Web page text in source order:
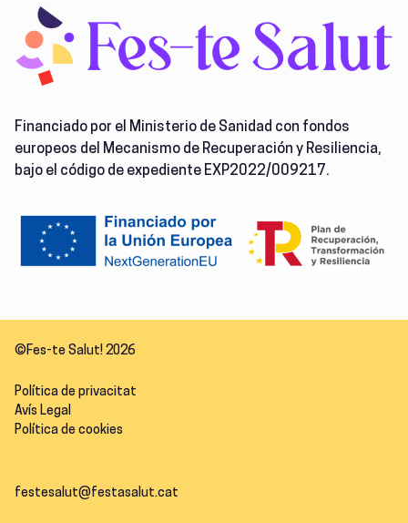
Financiado por el Ministerio de Sanidad con fondos
europeos del Mecanismo de Recuperación y Resiliencia,
bajo el código de expediente EXP2022/009217.
©Fes-te Salut! 2026
Política de privacitat
Avís Legal
Política de cookies
festesalut@festasalut.cat